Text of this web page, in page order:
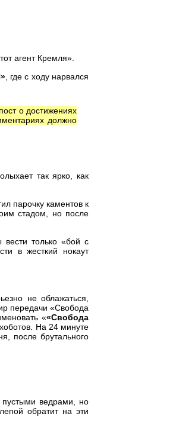
агент Кремля».
, где с ходу нарвался
о достижениях
должно
так ярко, как
парочку каментов к
стадом, но после
вести только «бой с
в жесткий нокаут
не облажаться,
передачи «Свобода
««Свобода
На 24 минуте
после брутального
ведрами, но
обратит на эти